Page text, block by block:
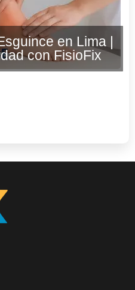
en Lima |
con FisioFix